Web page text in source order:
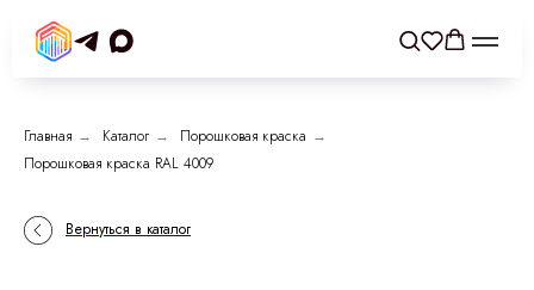
Главная → Каталог → Порошковая краска →
Порошковая краска RAL 4009
Вернуться в каталог